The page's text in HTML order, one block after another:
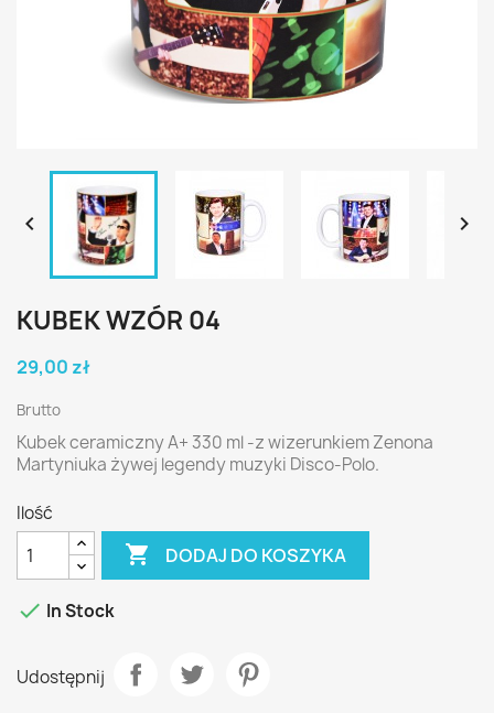
 
KUBEK WZÓR 04
29,00 zł
Brutto
Kubek ceramiczny A+ 330 ml -z wizerunkiem Zenona
Martyniuka żywej legendy muzyki Disco-Polo.
Ilość
 DODAJ DO KOSZYKA
 In Stock
Udostępnij